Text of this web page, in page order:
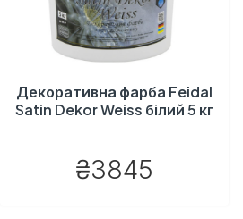
Декоративна фарба Feidal
Satin Dekor Weiss білий 5 кг
₴3845